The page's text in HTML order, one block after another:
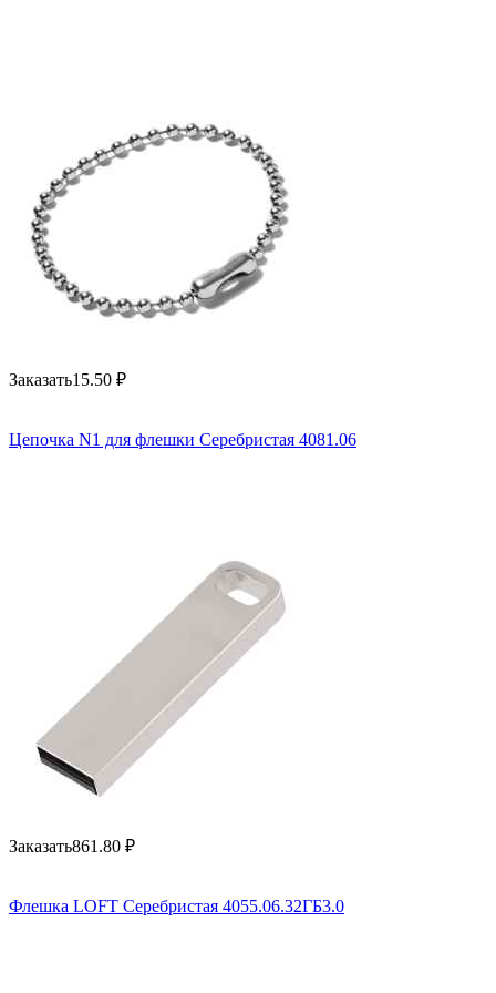
Заказать15.50 ₽
Цепочка N1 для флешки Серебристая 4081.06
Заказать861.80 ₽
Флешка LOFT Серебристая 4055.06.32ГБ3.0